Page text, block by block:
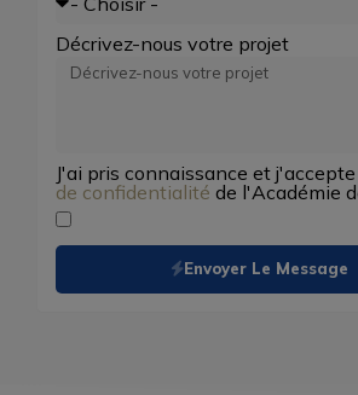
Décrivez-nous votre projet
J'ai pris connaissance et j'accepte
de confidentialité de l'Académie
Envoyer Le Message